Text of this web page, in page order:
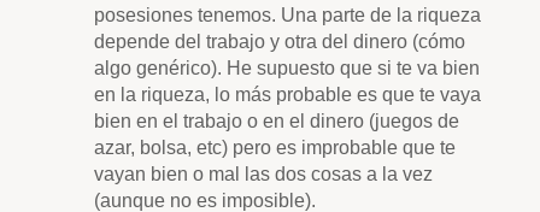
posesiones tenemos. Una parte de la riqueza
depende del trabajo y otra del dinero (cómo
algo genérico). He supuesto que si te va bien
en la riqueza, lo más probable es que te vaya
bien en el trabajo o en el dinero (juegos de
azar, bolsa, etc) pero es improbable que te
vayan bien o mal las dos cosas a la vez
(aunque no es imposible).